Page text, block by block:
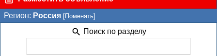
Регион: Россия [Поменять]
Поиск по разделу